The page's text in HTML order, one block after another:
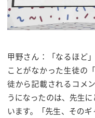
甲野さん：「なるほど
ことがなかった生徒の
徒から記載されるコメ
うになったのは、先生
います。「先生、その